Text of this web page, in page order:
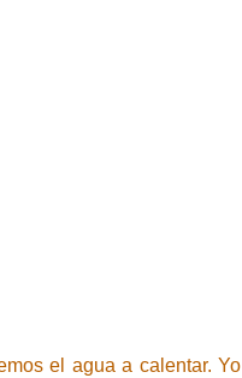
el agua a calentar. Yo